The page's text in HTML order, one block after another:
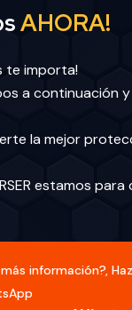
AHORA!
te importa!
a continuación
la mejor
estamos
información?,